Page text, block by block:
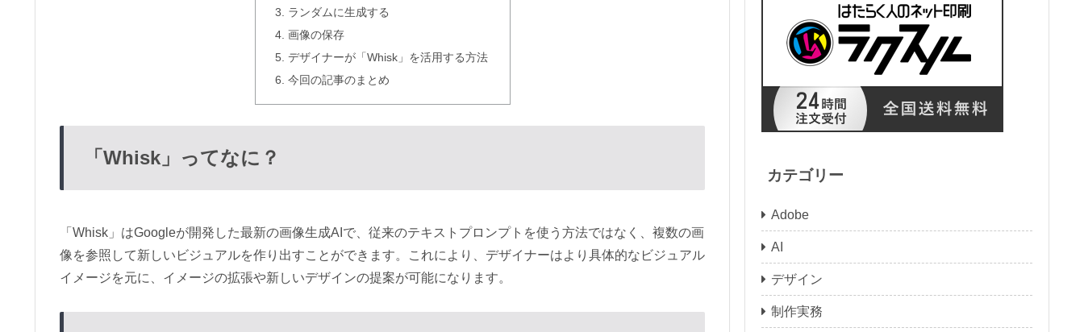
ランダムに生成する
画像の保存
デザイナーが「Whisk」を活用する方法
今回の記事のまとめ
「Whisk」ってなに？
「Whisk」はGoogleが開発した最新の画像生成AIで、従来のテキストプロンプトを使う方法ではなく、複数の画
像を参照して新しいビジュアルを作り出すことができます。これにより、デザイナーはより具体的なビジュアル
イメージを元に、イメージの拡張や新しいデザインの提案が可能になります。
カテゴリー
Adobe
AI
デザイン
制作実務